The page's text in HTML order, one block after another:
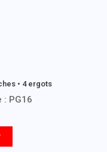
• 4 ergots
: PG16